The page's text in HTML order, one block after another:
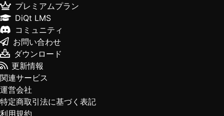
プレミアムプラン
DiQt LMS
コミュニティ
お問い合わせ
ダウンロード
更新情報
関連サービス
運営会社
特定商取引法に基づく表記
利用規約